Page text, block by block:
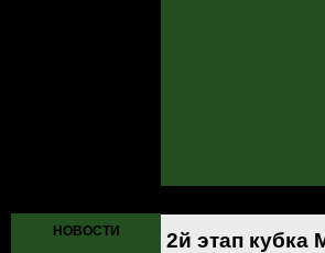
НОВОСТИ 2й этап кубка